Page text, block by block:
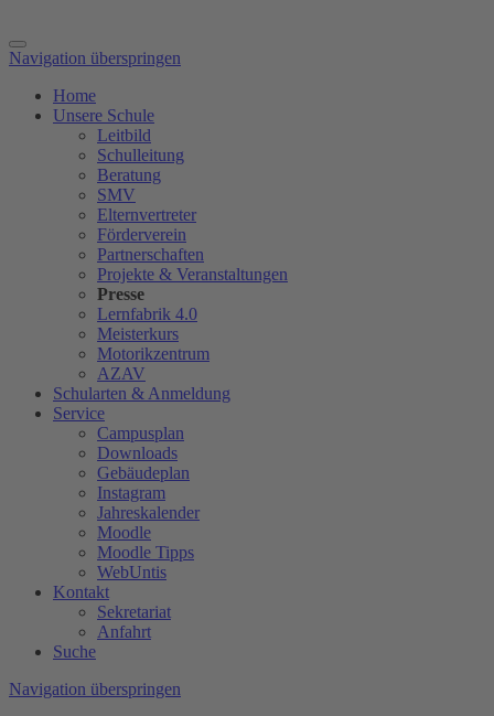
Navigation überspringen
Home
Unsere Schule
Leitbild
Schulleitung
Beratung
SMV
Elternvertreter
Förderverein
Partnerschaften
Projekte & Veranstaltungen
Presse
Lernfabrik 4.0
Meisterkurs
Motorikzentrum
AZAV
Schularten & Anmeldung
Service
Campusplan
Downloads
Gebäudeplan
Instagram
Jahreskalender
Moodle
Moodle Tipps
WebUntis
Kontakt
Sekretariat
Anfahrt
Suche
Navigation überspringen